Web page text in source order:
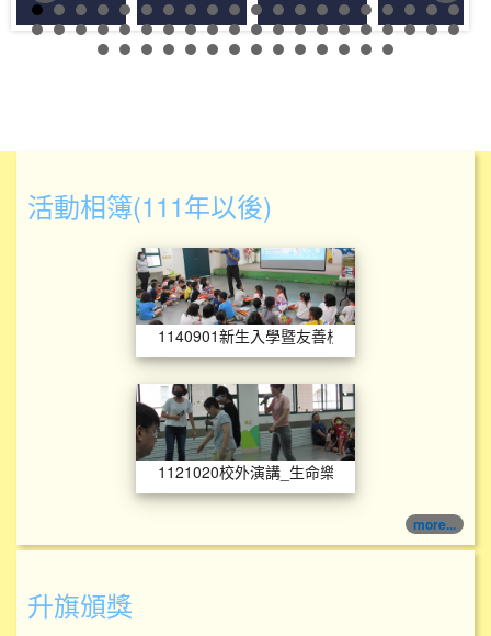
活動相簿(111年以後)
1140901新生入學
1140901新生入學暨友善校園宣導
1121020校外演講_
1121020校外演講_生命樂章
more...
升旗頒獎